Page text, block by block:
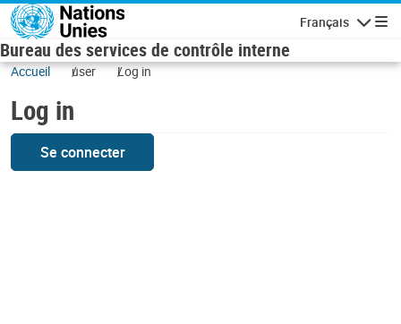
Skip to main content
Français
Bureau des services de contrôle interne
Accueil user Log in
Log in
Se connecter